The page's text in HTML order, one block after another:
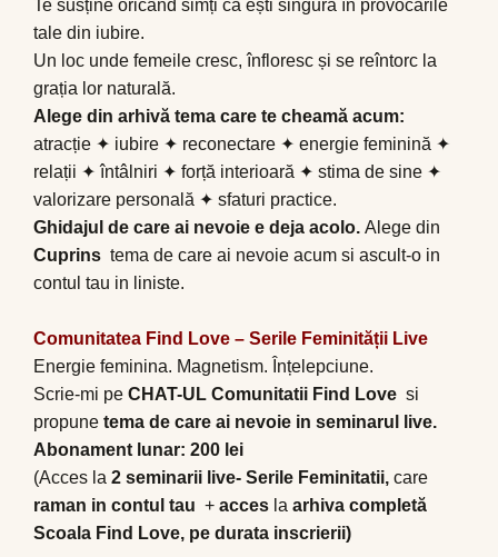
Te susține oricând simți că ești singură în provocările
tale din iubire.
Un loc unde femeile cresc, înfloresc și se reîntorc la
grația lor naturală.
Alege din arhivă tema care te cheamă acum:
atracție ✦ iubire ✦ reconectare ✦ energie feminină ✦
relații ✦ întâlniri ✦ forță interioară ✦ stima de sine ✦
valorizare personală ✦ sfaturi practice.
Ghidajul de care ai nevoie e deja acolo. Alege din
Cuprins tema de care ai nevoie acum si ascult-o in
contul tau in liniste.
Comunitatea Find Love – Serile Feminității Live
Energie feminina. Magnetism. Înțelepciune.
Scrie-mi pe CHAT-UL Comunitatii Find Love si
propune tema de care ai nevoie in seminarul live.
Abonament lunar: 200 lei
(Acces la 2 seminarii live- Serile Feminitatii, care
raman in contul tau + acces la arhiva completă
Scoala Find Love, pe durata inscrierii)